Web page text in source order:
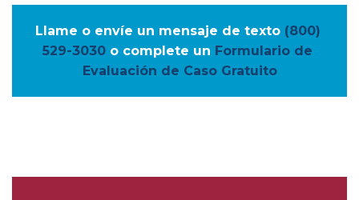
Llame o envíe un mensaje de texto (800)
529-3030 o complete un Formulario de
Evaluación de Caso Gratuito